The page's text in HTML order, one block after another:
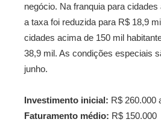
negócio. Na franquia para
a taxa foi reduzida para R$ 18,9
cidades acima de 150 mil
38,9 mil. As condições especiais
junho.
Investimento inicial: R$ 260.000
Faturamento médio: R$ 150.000